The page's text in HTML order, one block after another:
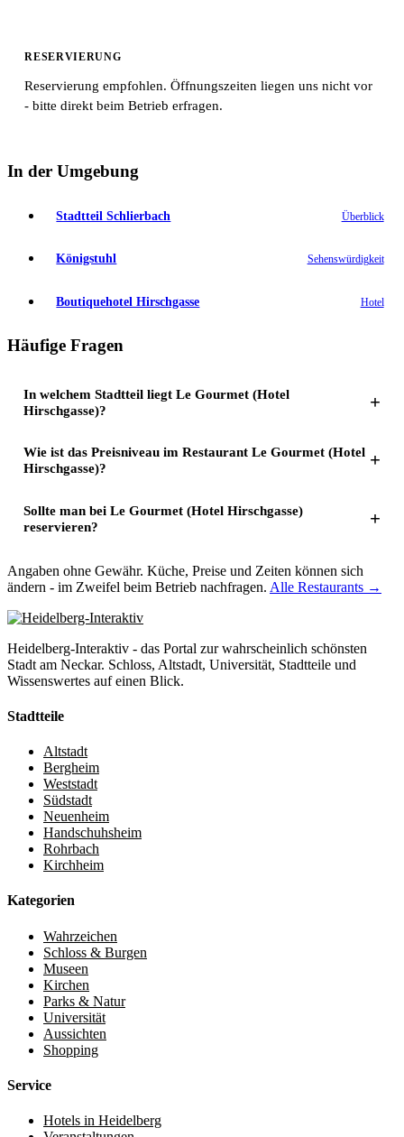
RESERVIERUNG
Reservierung empfohlen. Öffnungszeiten liegen uns nicht vor
- bitte direkt beim Betrieb erfragen.
In der Umgebung
Stadtteil Schlierbach Überblick
Königstuhl Sehenswürdigkeit
Boutiquehotel Hirschgasse Hotel
Häufige Fragen
In welchem Stadtteil liegt Le Gourmet (Hotel
Hirschgasse)?
Wie ist das Preisniveau im Restaurant Le Gourmet (Hotel
Hirschgasse)?
Sollte man bei Le Gourmet (Hotel Hirschgasse)
reservieren?
Angaben ohne Gewähr. Küche, Preise und Zeiten können sich
ändern - im Zweifel beim Betrieb nachfragen. Alle Restaurants →
Heidelberg-Interaktiv - das Portal zur wahrscheinlich schönsten
Stadt am Neckar. Schloss, Altstadt, Universität, Stadtteile und
Wissenswertes auf einen Blick.
Stadtteile
Altstadt
Bergheim
Weststadt
Südstadt
Neuenheim
Handschuhsheim
Rohrbach
Kirchheim
Kategorien
Wahrzeichen
Schloss & Burgen
Museen
Kirchen
Parks & Natur
Universität
Aussichten
Shopping
Service
Hotels in Heidelberg